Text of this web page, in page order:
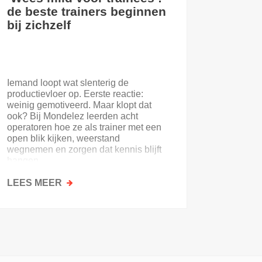
de beste trainers beginnen
bij zichzelf
Iemand loopt wat slenterig de
productievloer op. Eerste reactie:
weinig gemotiveerd. Maar klopt dat
ook? Bij Mondelez leerden acht
operatoren hoe ze als trainer met een
open blik kijken, weerstand
wegnemen en zorgen dat kennis blijft
hangen.
LEES MEER OVER